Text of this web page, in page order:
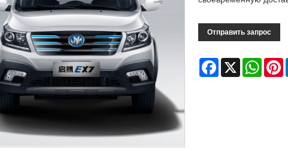
Отправить запрос
Facebook
X